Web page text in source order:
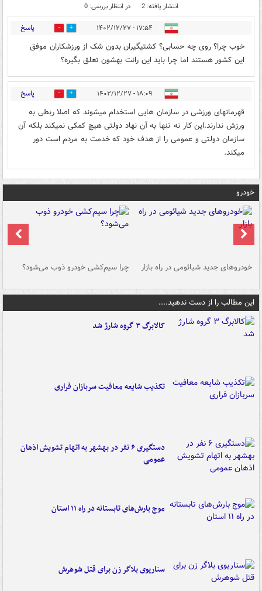
انتشار یافته: 2 در انتظار بررسی: 0
۱۷:۵۴ - ۱۴۰۲/۱۲/۲۷ 0 پاسخ
خوب چرا؟ روی چه حسابی؟ کشتیگیران بدون شک از ورزشکاران موفق
این کشور هستند اما چرا باید این رانت بهشون تعلق بگیره؟
۱۸:۰۹ - ۱۴۰۲/۱۲/۲۷ 0 پاسخ
قهرمانهای ورزشی در سازمان هایی استخدام میشوند که اصلا ربطی به
ورزش ندارند.این کار نه تنها به آن نهاد دولتی هیچ کمکی نمیکند بلکه آن
سازمان دولتی و عمومی را از هدف خود که خدمت به مردم است دور
میکند.
خودرو
خودروهای جدید شیائومی در راه بازار چرا سیم‌کشی خودرو ذوب می‌شود؟
این مطالب را از دست ندهید....
کالابرگ ۳ گروه شارژ شد
تکذیب شایعه معافیت سربازان فراری
دستگیری ۶ نفر در بهشهر به اتهام تشویش اذهان
عمومی
موج بارش‌های تابستانه در راه ۱۱ استان
سناریوی بلاگر زن برای قتل شوهرش